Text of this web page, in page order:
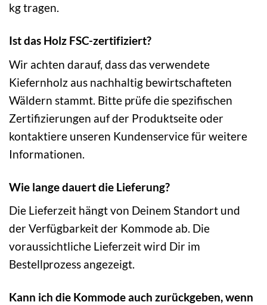
kg tragen.
Ist das Holz FSC-zertifiziert?
Wir achten darauf, dass das verwendete
Kiefernholz aus nachhaltig bewirtschafteten
Wäldern stammt. Bitte prüfe die spezifischen
Zertifizierungen auf der Produktseite oder
kontaktiere unseren Kundenservice für weitere
Informationen.
Wie lange dauert die Lieferung?
Die Lieferzeit hängt von Deinem Standort und
der Verfügbarkeit der Kommode ab. Die
voraussichtliche Lieferzeit wird Dir im
Bestellprozess angezeigt.
Kann ich die Kommode auch zurückgeben, wenn